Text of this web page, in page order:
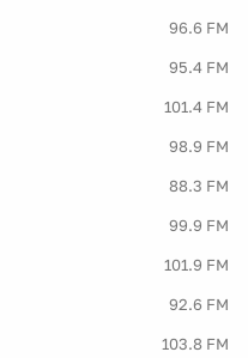
96.6 FM
95.4 FM
101.4 FM
98.9 FM
88.3 FM
99.9 FM
101.9 FM
92.6 FM
103.8 FM